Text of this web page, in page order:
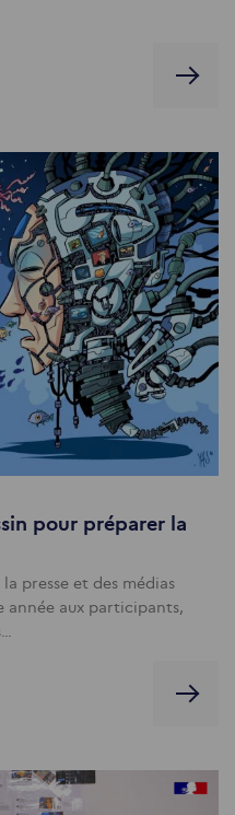
pour préparer la
presse et des médias
année aux participants,